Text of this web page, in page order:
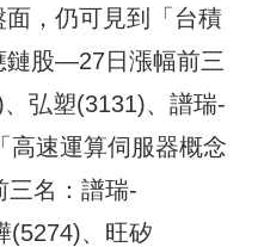
，仍可見到「台積
鏈股—27日漲幅前三
弘塑(3131)、譜瑞-
高速運算伺服器概念
名：譜瑞-
(5274)、旺矽